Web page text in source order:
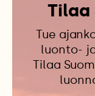
Tilaa
Tue
luonto-
Tilaa